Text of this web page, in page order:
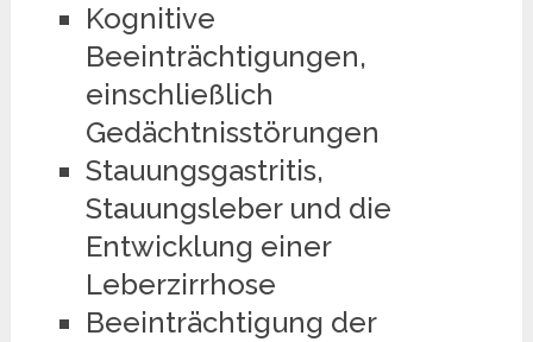
Kognitive
Beeinträchtigungen,
einschließlich
Gedächtnisstörungen
Stauungsgastritis,
Stauungsleber und die
Entwicklung einer
Leberzirrhose
Beeinträchtigung der